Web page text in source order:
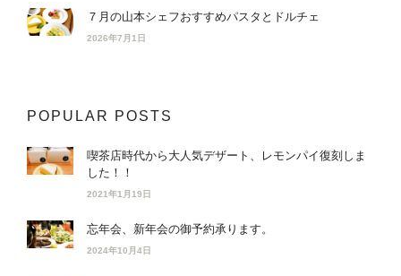
７月の山本シェフおすすめパスタとドルチェ
2026年7月1日
POPULAR POSTS
喫茶店時代から大人気デザート、レモンパイ復刻しま
した！！
2021年1月19日
忘年会、新年会の御予約承ります。
2024年10月4日